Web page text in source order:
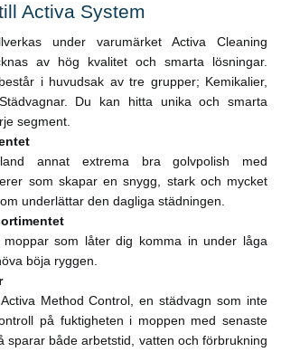
Activa System
under varumärket Activa Cleaning
av hög kvalitet och smarta lösningar.
i huvudsak av tre grupper; Kemikalier,
Du kan hitta unika och smarta
segment.
annat extrema bra golvpolish med
som skapar en snygg, stark och mycket
underlättar den dagliga städningen.
som låter dig komma in under låga
böja ryggen.
Method Control, en städvagn som inte
på fuktigheten i moppen med senaste
sparar både arbetstid, vatten och förbrukning